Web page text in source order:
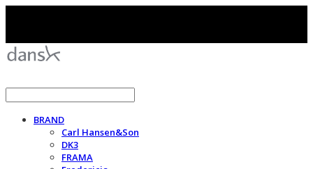
BRAND
Carl Hansen&Son
DK3
FRAMA